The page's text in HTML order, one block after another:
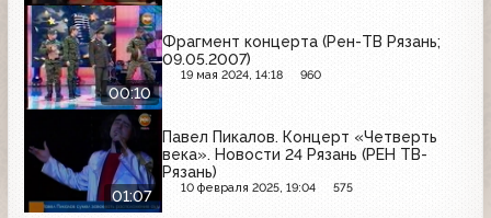
00:10
Фрагмент концерта (Рен-ТВ Рязань;
09.05.2007)
19 мая 2024, 14:18 960
01:07
Павел Пикалов. Концерт «Четверть
века». Новости 24 Рязань (РЕН ТВ-
Рязань)
10 февраля 2025, 19:04 575